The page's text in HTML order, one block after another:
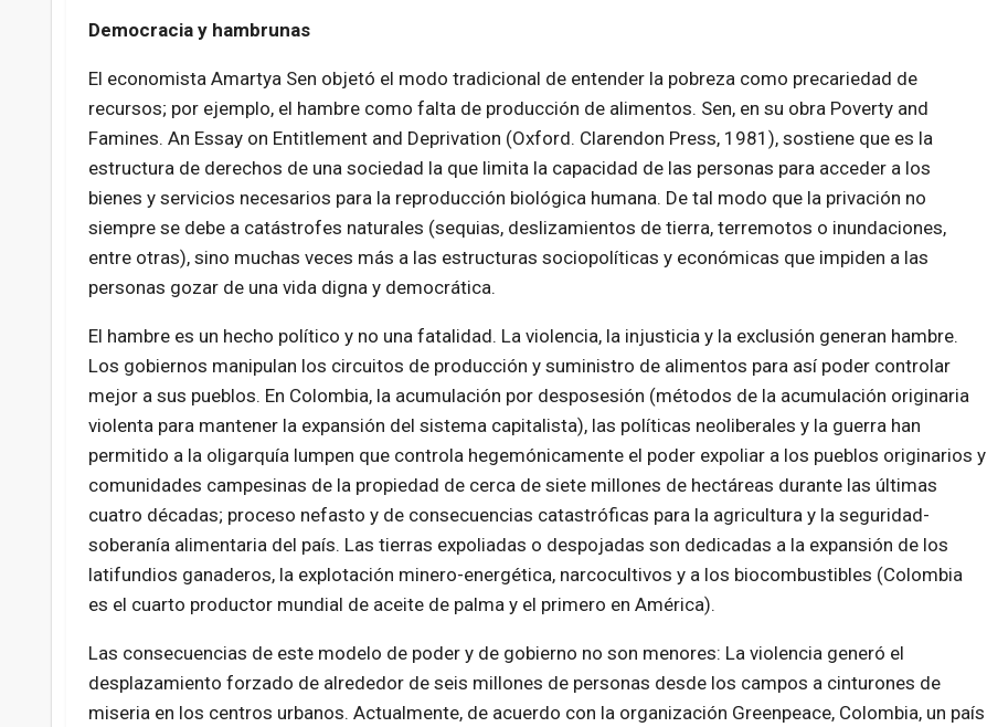
Democracia y hambrunas
El economista Amartya Sen objetó el modo tradicional de entender la pobreza como precariedad de
recursos; por ejemplo, el hambre como falta de producción de alimentos. Sen, en su obra Poverty and
Famines. An Essay on Entitlement and Deprivation (Oxford. Clarendon Press, 1981), sostiene que es la
estructura de derechos de una sociedad la que limita la capacidad de las personas para acceder a los
bienes y servicios necesarios para la reproducción biológica humana. De tal modo que la privación no
siempre se debe a catástrofes naturales (sequias, deslizamientos de tierra, terremotos o inundaciones,
entre otras), sino muchas veces más a las estructuras sociopolíticas y económicas que impiden a las
personas gozar de una vida digna y democrática.
El hambre es un hecho político y no una fatalidad. La violencia, la injusticia y la exclusión generan hambre.
Los gobiernos manipulan los circuitos de producción y suministro de alimentos para así poder controlar
mejor a sus pueblos. En Colombia, la acumulación por desposesión (métodos de la acumulación originaria
violenta para mantener la expansión del sistema capitalista), las políticas neoliberales y la guerra han
permitido a la oligarquía lumpen que controla hegemónicamente el poder expoliar a los pueblos originarios y
comunidades campesinas de la propiedad de cerca de siete millones de hectáreas durante las últimas
cuatro décadas; proceso nefasto y de consecuencias catastróficas para la agricultura y la seguridad-
soberanía alimentaria del país. Las tierras expoliadas o despojadas son dedicadas a la expansión de los
latifundios ganaderos, la explotación minero-energética, narcocultivos y a los biocombustibles (Colombia
es el cuarto productor mundial de aceite de palma y el primero en América).
Las consecuencias de este modelo de poder y de gobierno no son menores: La violencia generó el
desplazamiento forzado de alrededor de seis millones de personas desde los campos a cinturones de
miseria en los centros urbanos. Actualmente, de acuerdo con la organización Greenpeace, Colombia, un país